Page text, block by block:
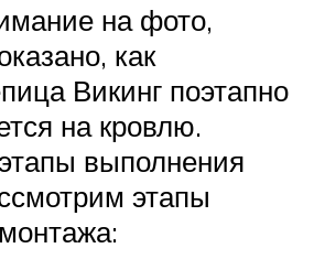
на фото,
как
Викинг поэтапно
на кровлю.
выполнения
этапы